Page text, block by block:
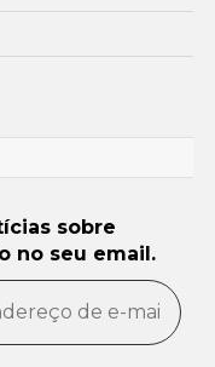
sobre
no seu email.